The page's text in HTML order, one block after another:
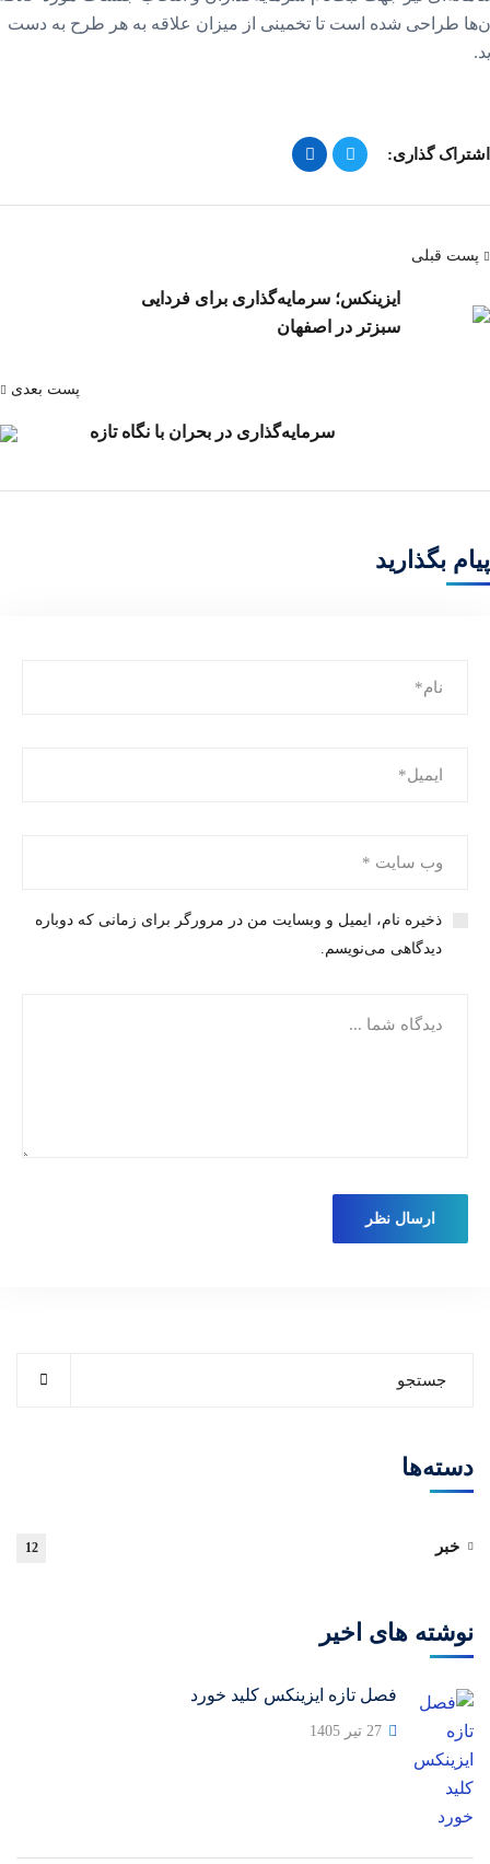
طراحی شده است تا تخمینی از میزان علاقه به هر طرح به دست
اشتراک گذاری:
پست قبلی
ایزینکس؛ سرمایه‌گذاری برای فردایی
سبزتر در اصفهان
پست بعدی
سرمایه‌گذاری در بحران با نگاه تازه
پیام بگذارید
ذخیره نام، ایمیل و وبسایت من در مرورگر برای زمانی که دوباره
دیدگاهی می‌نویسم.
دسته‌ها
خبر 12
نوشته های اخیر
فصل تازه ایزینکس کلید خورد
27 تیر 1405